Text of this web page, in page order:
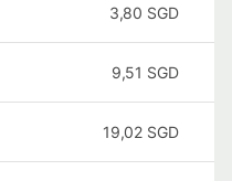
3,80 SGD
9,51 SGD
19,02 SGD